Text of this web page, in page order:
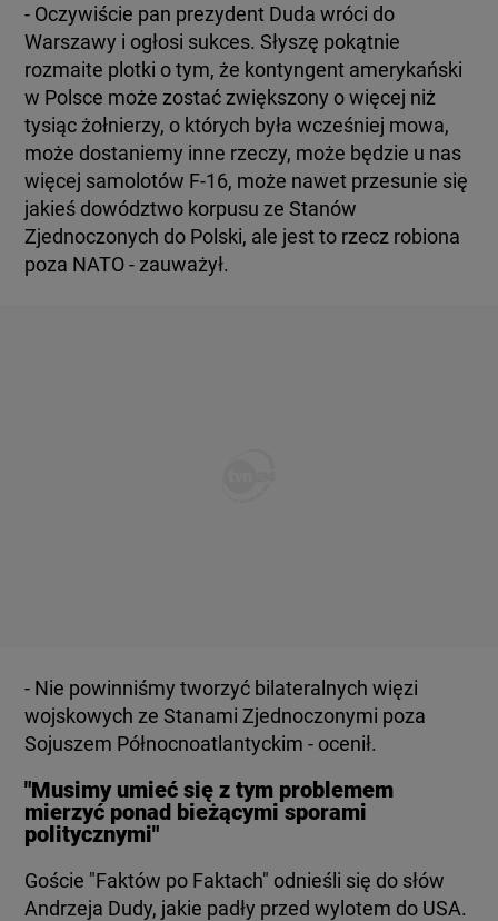
- Oczywiście pan prezydent Duda wróci do
Warszawy i ogłosi sukces. Słyszę pokątnie
rozmaite plotki o tym, że kontyngent amerykański
w Polsce może zostać zwiększony o więcej niż
tysiąc żołnierzy, o których była wcześniej mowa,
może dostaniemy inne rzeczy, może będzie u nas
więcej samolotów F-16, może nawet przesunie się
jakieś dowództwo korpusu ze Stanów
Zjednoczonych do Polski, ale jest to rzecz robiona
poza NATO - zauważył.
- Nie powinniśmy tworzyć bilateralnych więzi
wojskowych ze Stanami Zjednoczonymi poza
Sojuszem Północnoatlantyckim - ocenił.
"Musimy umieć się z tym problemem
mierzyć ponad bieżącymi sporami
politycznymi"
Goście "Faktów po Faktach" odnieśli się do słów
Andrzeja Dudy, jakie padły przed wylotem do USA.